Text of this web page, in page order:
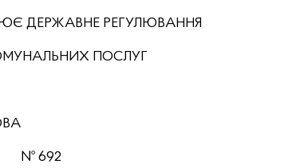
ДЕРЖАВНЕ РЕГУЛЮВАННЯ
ПОСЛУГ
№ 692